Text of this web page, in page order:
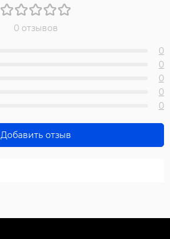
0 отзывов
0
0
0
0
0
Добавить отзыв